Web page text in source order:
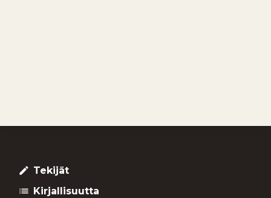
create Tekijät
list Kirjallisuutta